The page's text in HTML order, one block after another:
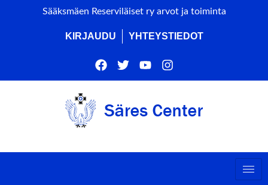
Sääksmäen Reserviläiset ry arvot ja toiminta
KIRJAUDU YHTEYSTIEDOT